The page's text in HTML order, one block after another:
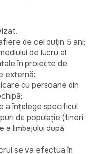
de cel puțin 5 ani;
de lucru al
în proiecte de
externă;
cu persoane din
a înțelege specificul
de populație (tineri,
a limbajului după
se va efectua în